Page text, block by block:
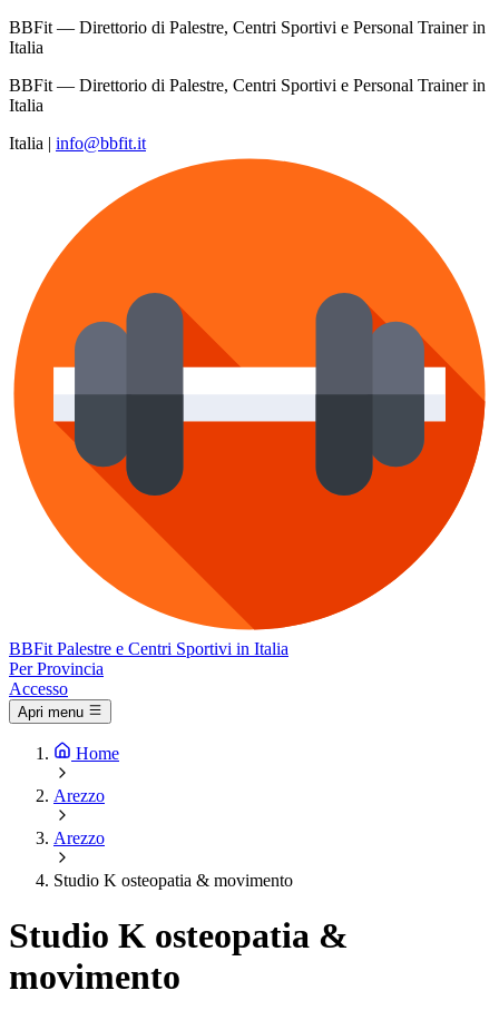
BBFit — Direttorio di Palestre, Centri Sportivi e Personal Trainer in
Italia
BBFit — Direttorio di Palestre, Centri Sportivi e Personal Trainer in
Italia
Italia | info@bbfit.it
BBFit Palestre e Centri Sportivi in Italia
Per Provincia
Accesso
Apri menu
Home
Arezzo
Arezzo
Studio K osteopatia & movimento
Studio K osteopatia &
movimento